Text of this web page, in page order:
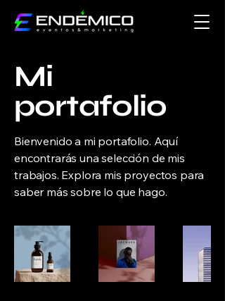
Mi
portafolio
Bienvenido a mi portafolio. Aquí
encontrarás una selección de mis
trabajos. Explora mis proyectos para
saber más sobre lo que hago.